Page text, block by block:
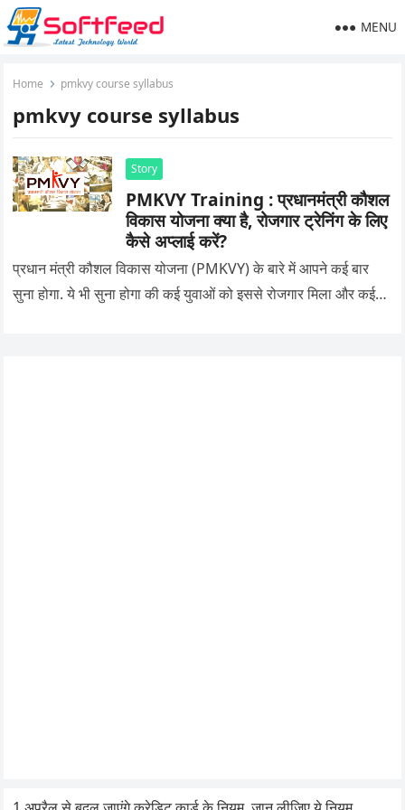
MENU
Home pmkvy course syllabus
pmkvy course syllabus
Story
PMKVY Training : प्रधानमंत्री कौशल
विकास योजना क्या है, रोजगार ट्रेनिंग के लिए
कैसे अप्लाई करें?
प्रधान मंत्री कौशल विकास योजना (PMKVY) के बारे में आपने कई बार
सुना होगा. ये भी सुना होगा की कई युवाओं को इससे रोजगार मिला और कई…